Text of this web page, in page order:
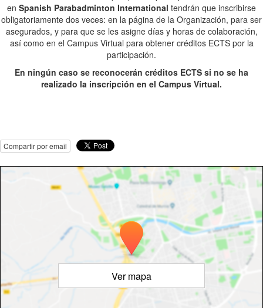
en Spanish Parabadminton International tendrán que inscribirse
obligatoriamente dos veces: en la página de la Organización, para ser
asegurados, y para que se les asigne días y horas de colaboración,
así como en el Campus Virtual para obtener créditos ECTS por la
participación.
En ningún caso se reconocerán créditos ECTS si no se ha
realizado la inscripción en el Campus Virtual.
Compartir por email
Ver mapa